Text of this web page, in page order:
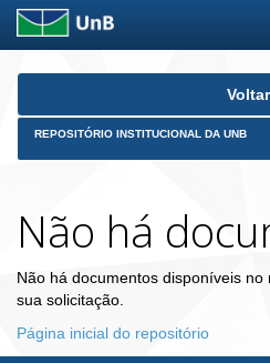
Skip
Voltar
REPOSITÓRIO INSTITUCIONAL DA UNB
Não há
Não há documentos disponíveis
sua solicitação.
Página inicial do repositório